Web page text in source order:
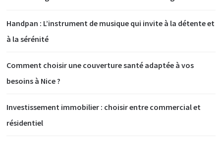
Handpan : L’instrument de musique qui invite à la détente et
à la sérénité
Comment choisir une couverture santé adaptée à vos
besoins à Nice ?
Investissement immobilier : choisir entre commercial et
résidentiel